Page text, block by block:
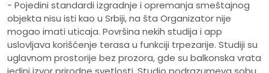
- Pojedini standardi izgradnje i opremanja smeštajnog
objekta nisu isti kao u Srbiji, na šta Organizator nije
mogao imati uticaja. Površina nekih studija i app
uslovljava korišćenje terasa u funkciji trpezarije. Studiji su
uglavnom prostorije bez prozora, gde su balkonska vrata